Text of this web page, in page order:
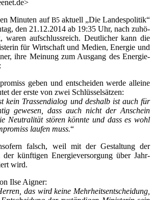
Minu­ten aufB5aktu­ell „Die Lan­des­po­li­tik“
den 21.12.2014 ab 19:35 Uhr, nach zuhö­
waren auf­schluss­reich. Deut­li­cher kann die
für Wirt­schaft und Medi­en, Ener­gie und
ihre Mei­nung zum Aus­gang des Ener­gie­
geben und ent­schei­den wer­de allei­ne
der ers­te von zwei Schlüs­sel­sät­zen:
kein Tras­sen­dia­log und des­halb ist auch für
gewe­sen, dass auch nicht der Anschein
Neu­tra­li­tät stö­ren könn­te und dass es wohl
lau­fen muss.“
falsch, weil mit der Gestal­tung der
der künf­ti­gen Ener­gie­ver­sor­gung über Jahr­
wird.
Ilse Aigner:
das wird kei­ne Mehr­heits­ent­schei­dung,